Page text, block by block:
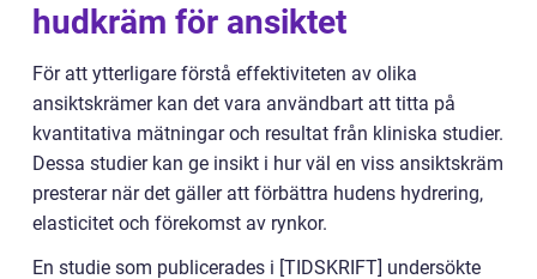
hudkräm för ansiktet
För att ytterligare förstå effektiviteten av olika
ansiktskrämer kan det vara användbart att titta på
kvantitativa mätningar och resultat från kliniska studier.
Dessa studier kan ge insikt i hur väl en viss ansiktskräm
presterar när det gäller att förbättra hudens hydrering,
elasticitet och förekomst av rynkor.
En studie som publicerades i [TIDSKRIFT] undersökte